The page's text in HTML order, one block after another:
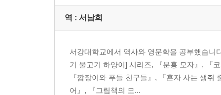
가자, 승리로! 스포츠에 관한 100가지 지식
25가지 돈에 관한 값진 지식
15가지 돌고 도는 계절에 관한 지식
75가지 매혹적인 유럽에 대한 지식
머리 위 조심! 우주 쓰레기에 관한 35가지 지식
역 : 서남희
서강대학교에서 역사와 영문학을 공부했습니
기 물고기 하양이] 시리즈, 『분홍 모자』, 『
『깜장이와 푸들 친구들』, 『혼자 사는 생
어』, 『그림책의 모...